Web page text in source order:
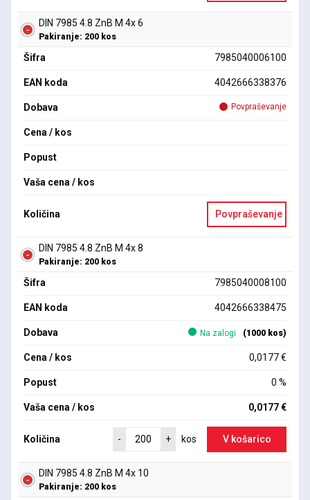
DIN 7985 4.8 ZnB M 4x 6
Pakiranje: 200 kos
Šifra 7985040006100
EAN koda 4042666338376
Dobava Povpraševanje
Cena / kos
Popust
Vaša cena / kos
Količina Povpraševanje
DIN 7985 4.8 ZnB M 4x 8
Pakiranje: 200 kos
Šifra 7985040008100
EAN koda 4042666338475
Dobava Na zalogi (1000 kos)
Cena / kos 0,0177 €
Popust 0 %
Vaša cena / kos 0,0177 €
Količina - + kos V košarico
DIN 7985 4.8 ZnB M 4x 10
Pakiranje: 200 kos